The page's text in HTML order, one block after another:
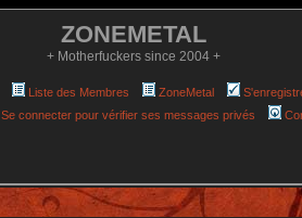
ZONEMETAL
+ Motherfuckers since 2004 +
Liste des Membres ZoneMetal
Se connecter pour vérifier ses messages privés